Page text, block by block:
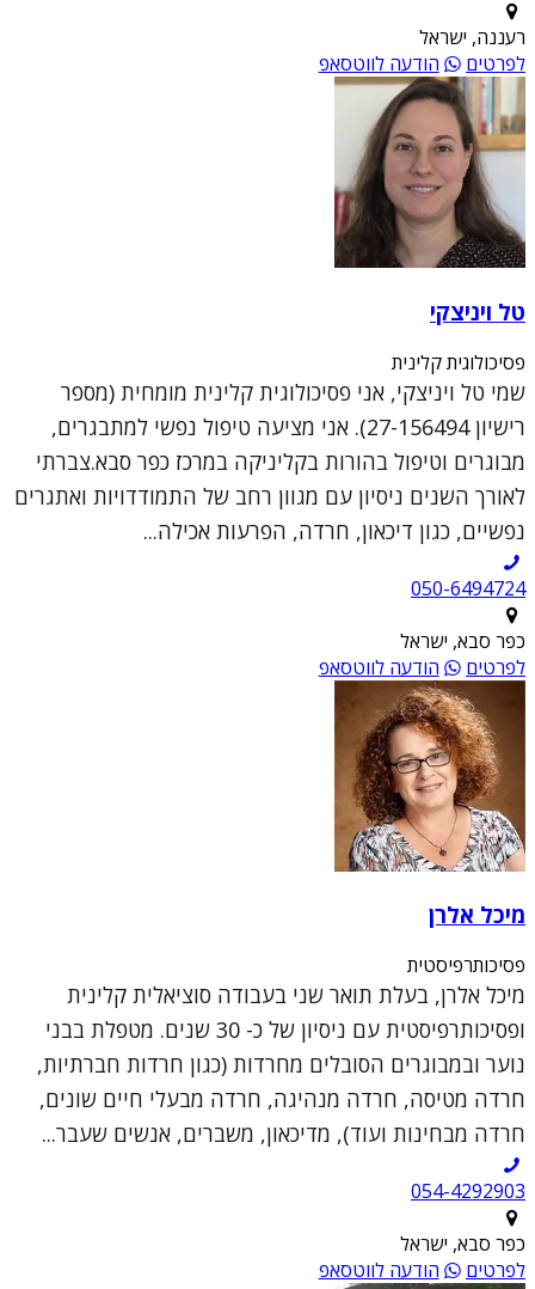
רעננה, ישראל
לפרטים
הודעה לווטסאפ
טל ויניצקי
פסיכולוגית קלינית
שמי טל ויניצקי, אני פסיכולוגית קלינית מומחית (מספר
רישיון 27-156494). אני מציעה טיפול נפשי למתבגרים,
מבוגרים וטיפול בהורות בקליניקה במרכז כפר סבא.צברתי
לאורך השנים ניסיון עם מגוון רחב של התמודדויות ואתגרים
נפשיים, כגון דיכאון, חרדה, הפרעות אכילה...
050-6494724
כפר סבא, ישראל
לפרטים
הודעה לווטסאפ
מיכל אלרן
פסיכותרפיסטית
מיכל אלרן, בעלת תואר שני בעבודה סוציאלית קלינית
ופסיכותרפיסטית עם ניסיון של כ- 30 שנים. מטפלת בבני
נוער ובמבוגרים הסובלים מחרדות (כגון חרדות חברתיות,
חרדה מטיסה, חרדה מנהיגה, חרדה מבעלי חיים שונים,
חרדה מבחינות ועוד), מדיכאון, משברים, אנשים שעבר...
054-4292903
כפר סבא, ישראל
לפרטים
הודעה לווטסאפ